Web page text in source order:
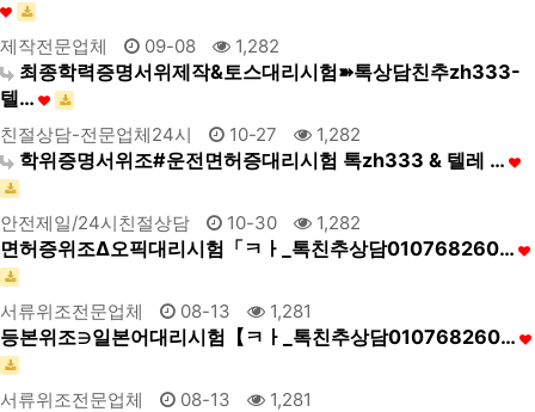
제작전문업체 09-08 1,282
최종학력증명서위제작&토스대리시험➽톡상담친추zh333-
텔…
친절상담-전문업체24시 10-27 1,282
학위증명서위조#운전면허증대리시험 톡zh333 & 텔레 …
안전제일/24시친절상담 10-30 1,282
면허증위조Δ오픽대리시험「ㅋㅏ_톡친추상담010768260…
서류위조전문업체 08-13 1,281
등본위조∋일본어대리시험【ㅋㅏ_톡친추상담010768260…
서류위조전문업체 08-13 1,281